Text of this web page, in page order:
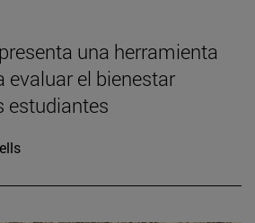
una herramienta
evaluar el bienestar
estudiantes